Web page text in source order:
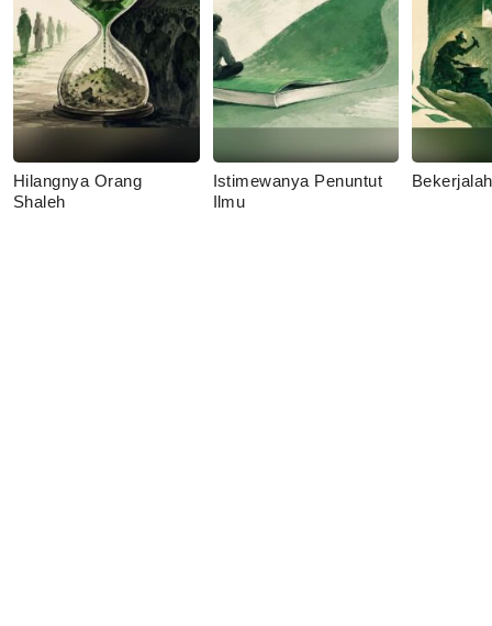
Hilangnya Orang
Shaleh
Istimewanya Penuntut
Ilmu
Bekerjalah